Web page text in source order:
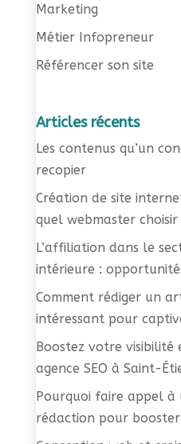
Marketing
Métier Infopreneur
Référencer son site
Articles récents
Les contenus qu’un
recopier
Création de site
quel webmaster choisir
L’affiliation dans le
intérieure :
Comment rédiger un
intéressant pour
Boostez votre visibilité
agence SEO à Saint-
Pourquoi faire appel à
rédaction pour